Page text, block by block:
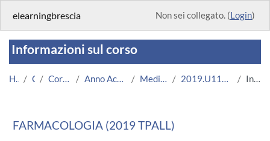
elearningbrescia Non sei collegato. (Login)
Informazioni sul corso
Home Corsi Corsi Istituzionali Anno Accademico 2019/2020 Medicina e Chirurgia 2019.U11295.08714-11.N0.16838 Introduzione
FARMACOLOGIA (2019 TPALL)